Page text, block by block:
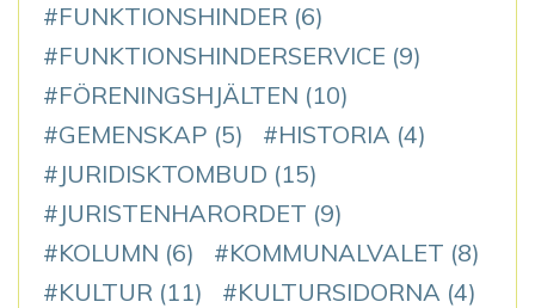
FUNKTIONSHINDER (6)
FUNKTIONSHINDERSERVICE (9)
FÖRENINGSHJÄLTEN (10)
GEMENSKAP (5) HISTORIA (4)
JURIDISKTOMBUD (15)
JURISTENHARORDET (9)
KOLUMN (6) KOMMUNALVALET (8)
KULTUR (11) KULTURSIDORNA (4)